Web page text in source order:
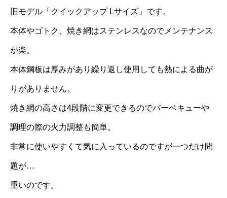
旧モデル「クイックアップ Lサイズ」です。
本体やゴトク、焼き網はステンレスなのでメンテナンス
が楽。
本体鋼板は厚みがあり繰り返し使用しても熱による曲が
りがありません。
焼き網の高さは4段階に変更できるのでバーベキューや
調理の際の火力調整も簡単。
非常に使いやすくて気に入っているのですが一つだけ問
題が…
重いのです。